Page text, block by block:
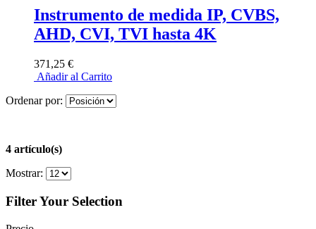
Instrumento de medida IP, CVBS,
AHD, CVI, TVI hasta 4K
371,25 €
Añadir al Carrito
Ordenar por:
4 artículo(s)
Mostrar:
Filter Your Selection